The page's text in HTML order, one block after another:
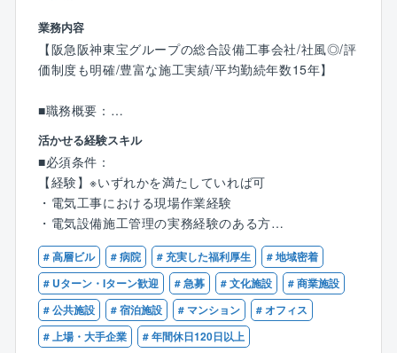
開に注力しています。現状の売上比率も２割を超えて
います。成長市場である東南アジアのインフラを支え
るべく、今後もグローバル化に力を入れていきます。
泉』であり、『人を育てる会社、人が育つ会社』が同
社の基本的な考え方になります。そのため、設計・積
算実習、電工技能実習、安全品質講習など全50を超え
るプログラムがあり、資格講習など資格の取得を推進
しています。
業務内容
【阪急阪神東宝グループの総合設備工事会社/社風◎/評
価制度も明確/豊富な施工実績/平均勤続年数15年】
■職務概要：
電気設備の施工管理をお任せ致します。品質管理、予
算管理、工期管理、安全管理、進捗管理、協力会社の
手配、建築主との折衝、設置後のアフターフォロー
等、幅広く業務をお任せします。受注元は官公庁から
電鉄会社・民間企業等があり、大規模プロジェクトを
手がけることも多々あります。案件は基本的に新築よ
りも改修の方が多く関西圏がメインのエリアとなりま
す。
■施工実績：
オフィスビル、各種公共施設、銀行、病院、集合住
活かせる経験スキル
■必須条件：
【経験】※いずれかを満たしていれば可
・電気工事における現場作業経験
・電気設備施工管理の実務経験のある方
【資格】※いずれかを満たしていれば可
・電気工事施工管理技士1級もしくは2級
・第1種電気工事士もしくは第2種電気工事士もしくは
消防設備士（甲種4類）
# 高層ビル # 病院 # 充実した福利厚生
# 地域密着
# Uターン・Iターン歓迎
# 急募 # 文化施設
# 商業施設
# 公共施設
# 宿泊施設 # マンション
# オフィス
# 上場・大手企業
# 年間休日120日以上